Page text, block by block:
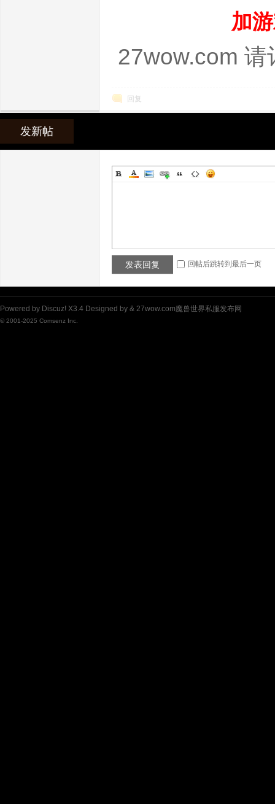
加
27wow.com
回复
发新帖
发表回复 回帖后跳转到最后一页
Powered by Discuz! X3.4 Designed by & 27wow.com魔兽世界私服发布网
© 2001-2025 Comsenz Inc.